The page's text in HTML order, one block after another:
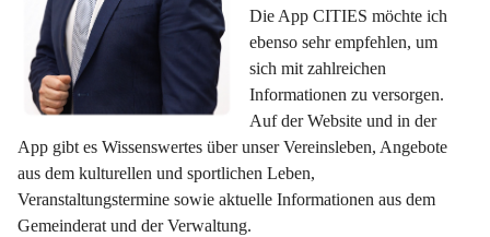
Die App CITIES möchte ich
ebenso sehr empfehlen, um
sich mit zahlreichen
Informationen zu versorgen.
Auf der Website und in der
App gibt es Wissenswertes über unser Vereinsleben, Angebote
aus dem kulturellen und sportlichen Leben,
Veranstaltungstermine sowie aktuelle Informationen aus dem
Gemeinderat und der Verwaltung.